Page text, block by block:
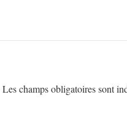
Les champs obligatoires sont